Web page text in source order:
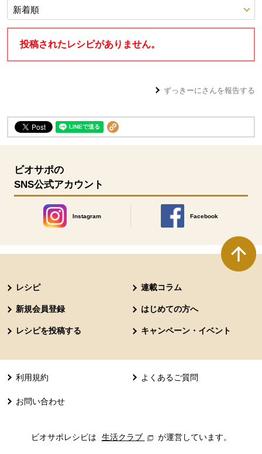
投稿レシピ
投稿されたレシピがありません。
ずっきーにさんを報告する
ビオサポの
SNS公式アカウント
Instagram
別のウィンドウで開きます。
Facebook
別のウィンドウで開きます
レシピ 連載コラム
新規会員登録 はじめての方へ
レシピを投稿する キャンペーン・イベント
利用規約 よくあるご質問
お問い合わせ
ビオサポレシピは 生活クラブ 別のウィンドウで開きます。
が運営しています。